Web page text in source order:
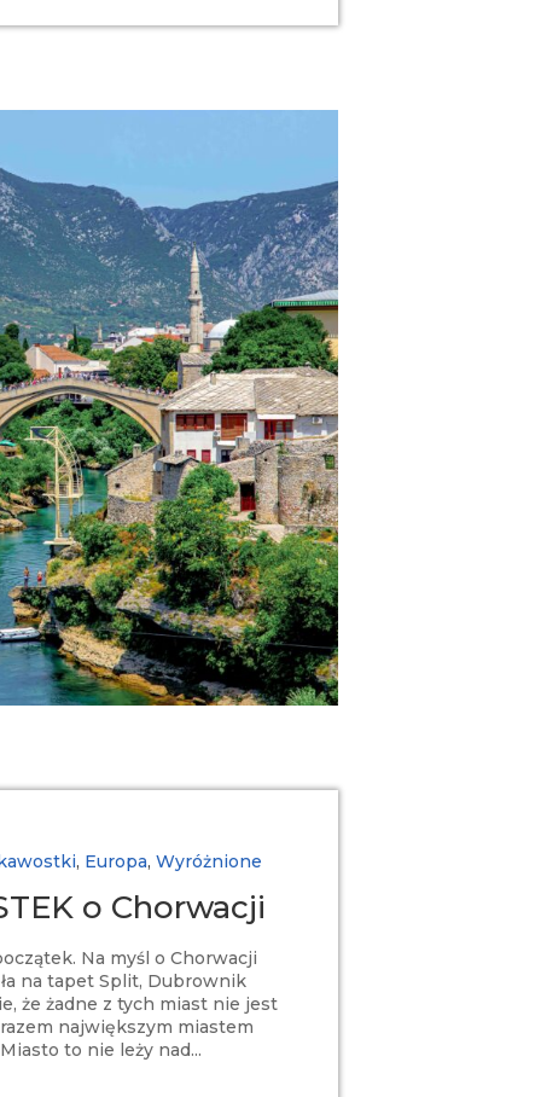
, Europa, Wyróżnione
o Chorwacji
Na myśl o Chorwacji
na tapet Split, Dubrownik
że żadne z tych miast nie jest
największym miastem
to nie leży nad...